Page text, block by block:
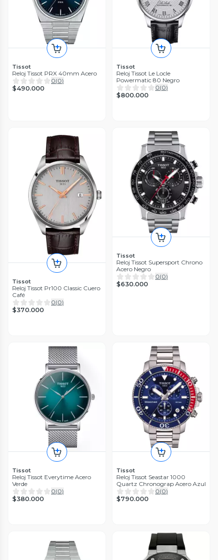
Tissot
Reloj Tissot PRX 40mm Acero
0(0)
$490.000
Tissot
Reloj Tissot Le Locle
Powermatic 80 Negro
0(0)
$800.000
Tissot
Reloj Tissot Pr100 Classic Cuero
Café
0(0)
$370.000
Tissot
Reloj Tissot Supersport Chrono
Acero Negro
0(0)
$630.000
Tissot
Reloj Tissot Everytime Acero
Verde
0(0)
$380.000
Tissot
Reloj Tissot Seastar 1000
Quartz Chronograp Acero Azul
0(0)
$790.000